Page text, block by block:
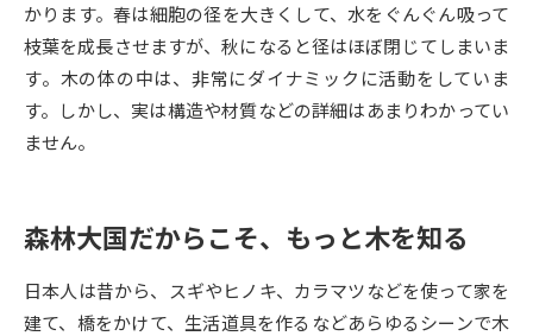
オープンキャンパスなどを調べる
オープンキャンパス検索 実施プログラムから探す
かります。春は細胞の径を大きくして、水をぐんぐん吸って
枝葉を成長させますが、秋になると径はほぼ閉じてしまいま
す。木の体の中は、非常にダイナミックに活動をしていま
す。しかし、実は構造や材質などの詳細はあまりわかってい
ません。
森林大国だからこそ、もっと木を知る
日本人は昔から、スギやヒノキ、カラマツなどを使って家を
建て、橋をかけて、生活道具を作るなどあらゆるシーンで木